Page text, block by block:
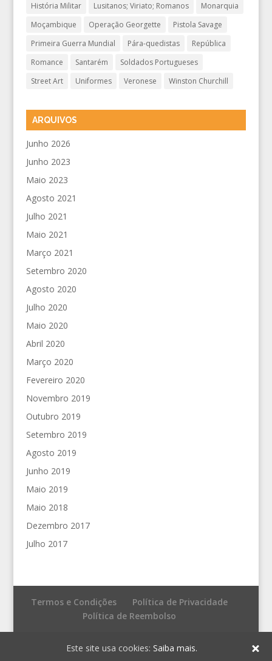
História Militar
Lusitanos; Viriato; Romanos
Monarquia
Moçambique
Operação Georgette
Pistola Savage
Primeira Guerra Mundial
Pára-quedistas
República
Romance
Santarém
Soldados Portugueses
Street Art
Uniformes Veronese Winston Churchill
ARQUIVOS
Junho 2026
Junho 2023
Maio 2023
Agosto 2021
Julho 2021
Maio 2021
Março 2021
Setembro 2020
Agosto 2020
Julho 2020
Maio 2020
Abril 2020
Março 2020
Fevereiro 2020
Novembro 2019
Outubro 2019
Setembro 2019
Agosto 2019
Junho 2019
Maio 2019
Maio 2018
Dezembro 2017
Julho 2017
Termos e Condições
Política de Privacidade
Política de Reembolso
© Fronteira do Caos - Editores
Este site usa cookies: Saiba mais.